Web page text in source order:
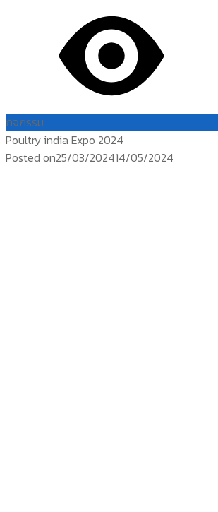
กิจกรรม
Poultry india Expo 2024
Posted on25/03/202414/05/2024